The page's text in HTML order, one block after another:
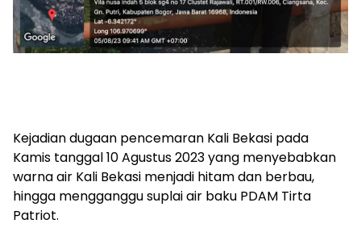
Kejadian dugaan pencemaran Kali Bekasi pada
Kamis tanggal 10 Agustus 2023 yang menyebabkan
warna air Kali Bekasi menjadi hitam dan berbau,
hingga mengganggu suplai air baku PDAM Tirta
Patriot.